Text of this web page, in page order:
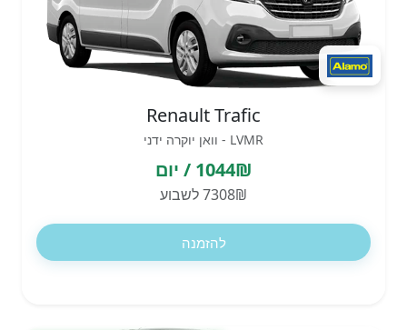
Renault Trafic
LVMR - וואן יוקרה ידני
1044₪ / יום
7308₪ לשבוע
להזמנה